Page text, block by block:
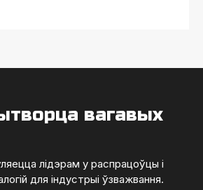
вагавых
лідэрам у распрацоўцы і
для індустрыі ўзважвання.